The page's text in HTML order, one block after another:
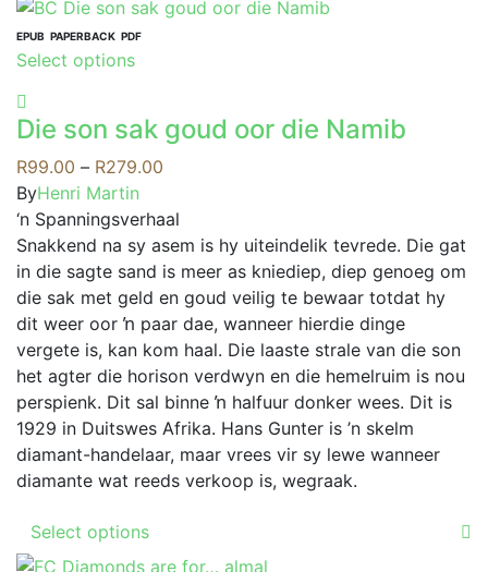
multiple
may
be
the
product
page
EPUB PAPERBACK PDF
Select optionsThis
multiple
variants.
The
options
may
be
chosen
on
the
product
page
Die son sak goud oor die Namib
R99.00 – R279.00
R99.00
through
R279.00
ByHenri Martin
‘n Spanningsverhaal
Snakkend na sy asem is hy uiteindelik tevrede. Die gat
in die sagte sand is meer as kniediep, diep genoeg om
die sak met geld en goud veilig te bewaar totdat hy
dit weer oor ŉ paar dae, wanneer hierdie dinge
vergete is, kan kom haal. Die laaste strale van die son
het agter die horison verdwyn en die hemelruim is nou
perspienk. Dit sal binne ŉ halfuur donker wees. Dit is
1929 in Duitswes Afrika. Hans Gunter is ’n skelm
diamant-handelaar, maar vrees vir sy lewe wanneer
diamante wat reeds verkoop is, wegraak.
Select options